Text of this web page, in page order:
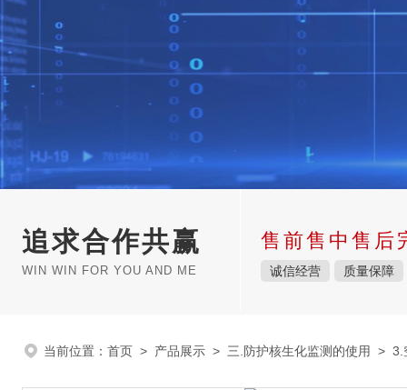
追求合作共赢
WIN WIN FOR YOU AND ME
售前售中售后
诚信经营 质量保障
当前位置： 首页 > 产品展示 > 三.防护核生化监测的使用 > 3.